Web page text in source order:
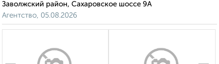
Заволжский район, Сахаровское шоссе 9А
Агентство, 05.08.2026